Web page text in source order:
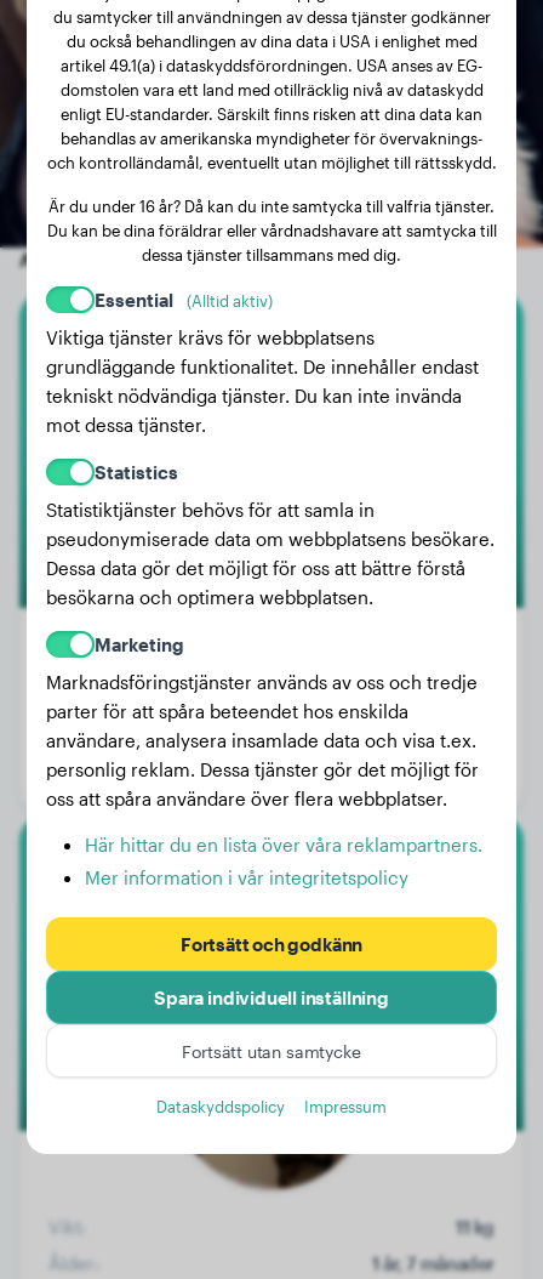
Andra slumpmässiga hundar
Malinois
Rico
Vikt:
Ålder:
3 år, 2 månader
Kön:
Hanhund
Tysk Schäferhund
Mavis
Vikt:
11 kg
Ålder:
1 år, 7 månader
du samtycker till användningen av dessa tjänster godkänner
du också behandlingen av dina data i USA i enlighet med
artikel 49.1(a) i dataskyddsförordningen. USA anses av EG-
domstolen vara ett land med otillräcklig nivå av dataskydd
enligt EU-standarder. Särskilt finns risken att dina data kan
behandlas av amerikanska myndigheter för övervaknings-
och kontrolländamål, eventuellt utan möjlighet till rättsskydd.
Är du under 16 år? Då kan du inte samtycka till valfria tjänster.
Du kan be dina föräldrar eller vårdnadshavare att samtycka till
dessa tjänster tillsammans med dig.
Essential (Alltid aktiv)
Viktiga tjänster krävs för webbplatsens
grundläggande funktionalitet. De innehåller endast
tekniskt nödvändiga tjänster. Du kan inte invända
mot dessa tjänster.
Statistics
Statistiktjänster behövs för att samla in
pseudonymiserade data om webbplatsens besökare.
Dessa data gör det möjligt för oss att bättre förstå
besökarna och optimera webbplatsen.
Marketing
Marknadsföringstjänster används av oss och tredje
parter för att spåra beteendet hos enskilda
användare, analysera insamlade data och visa t.ex.
personlig reklam. Dessa tjänster gör det möjligt för
oss att spåra användare över flera webbplatser.
Här hittar du en lista över våra reklampartners.
Mer information i vår integritetspolicy
Fortsätt och godkänn
Spara individuell inställning
Fortsätt utan samtycke
Dataskyddspolicy Impressum